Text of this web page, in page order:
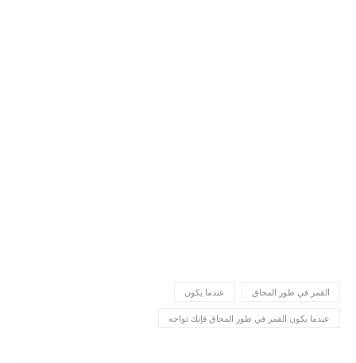
القمر في طور المحاق عندما يكون
عندما يكون القمر في طور المحاق فإنك تواجه